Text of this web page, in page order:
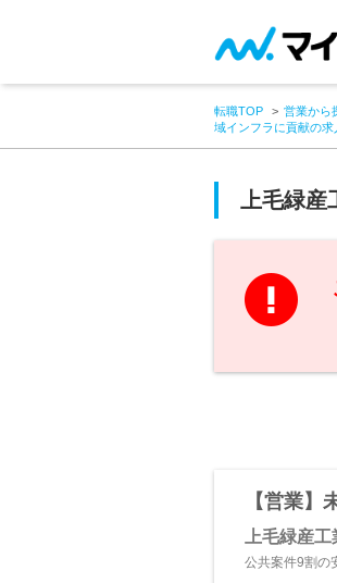
転職TOP 営業から
域インフラに貢献の求
上毛緑産
【営業
上毛緑産
公共案件9割の